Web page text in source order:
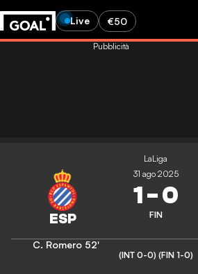
Live €50
Pubblicità
LaLiga
31 ago 2025
1-0
FIN
C. Romero 52'
(INT 0-0) (FIN 1-0)